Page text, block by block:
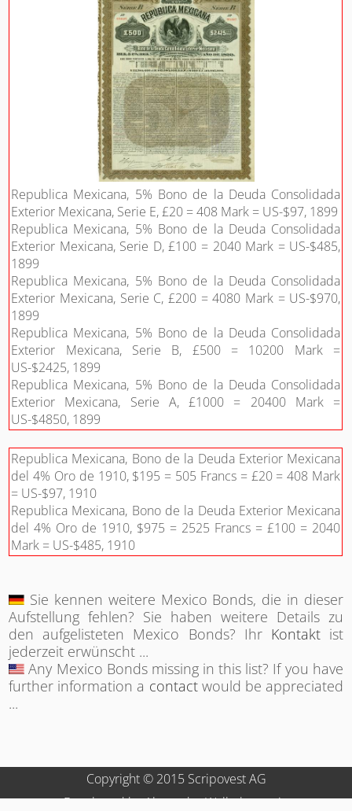
Republica Mexicana, 5% Bono de la Deuda Consolidada
Exterior Mexicana, Serie E, £20 = 408 Mark = US-$97, 1899
Republica Mexicana, 5% Bono de la Deuda Consolidada
Exterior Mexicana, Serie D, £100 = 2040 Mark = US-$485,
1899
Republica Mexicana, 5% Bono de la Deuda Consolidada
Exterior Mexicana, Serie C, £200 = 4080 Mark = US-$970,
1899
Republica Mexicana, 5% Bono de la Deuda Consolidada
Exterior Mexicana, Serie B, £500 = 10200 Mark =
US-$2425, 1899
Republica Mexicana, 5% Bono de la Deuda Consolidada
Exterior Mexicana, Serie A, £1000 = 20400 Mark =
US-$4850, 1899
Republica Mexicana, Bono de la Deuda Exterior Mexicana
del 4% Oro de 1910, $195 = 505 Francs = £20 = 408 Mark
= US-$97, 1910
Republica Mexicana, Bono de la Deuda Exterior Mexicana
del 4% Oro de 1910, $975 = 2525 Francs = £100 = 2040
Mark = US-$485, 1910
Sie kennen weitere Mexico Bonds, die in dieser
Aufstellung fehlen? Sie haben weitere Details zu
den aufgelisteten Mexico Bonds? Ihr Kontaktist
jederzeit erwünscht ...
Any Mexico Bonds missing in this list? If you have
further information a contactwould be appreciated
...
Copyright © 2015 Scripovest AG
Developed by Alexander Wallrabenstein